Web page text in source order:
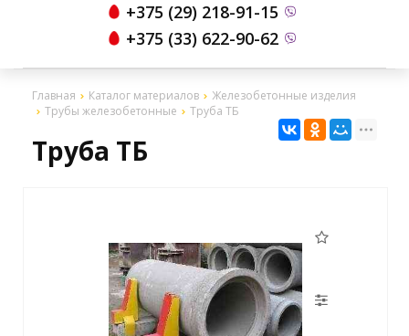
+375 (29) 218-91-15
+375 (33) 622-90-62
Главная Каталог материалов
Железобетонные изделия
Трубы железобетонные
Труба ТБ
Труба ТБ